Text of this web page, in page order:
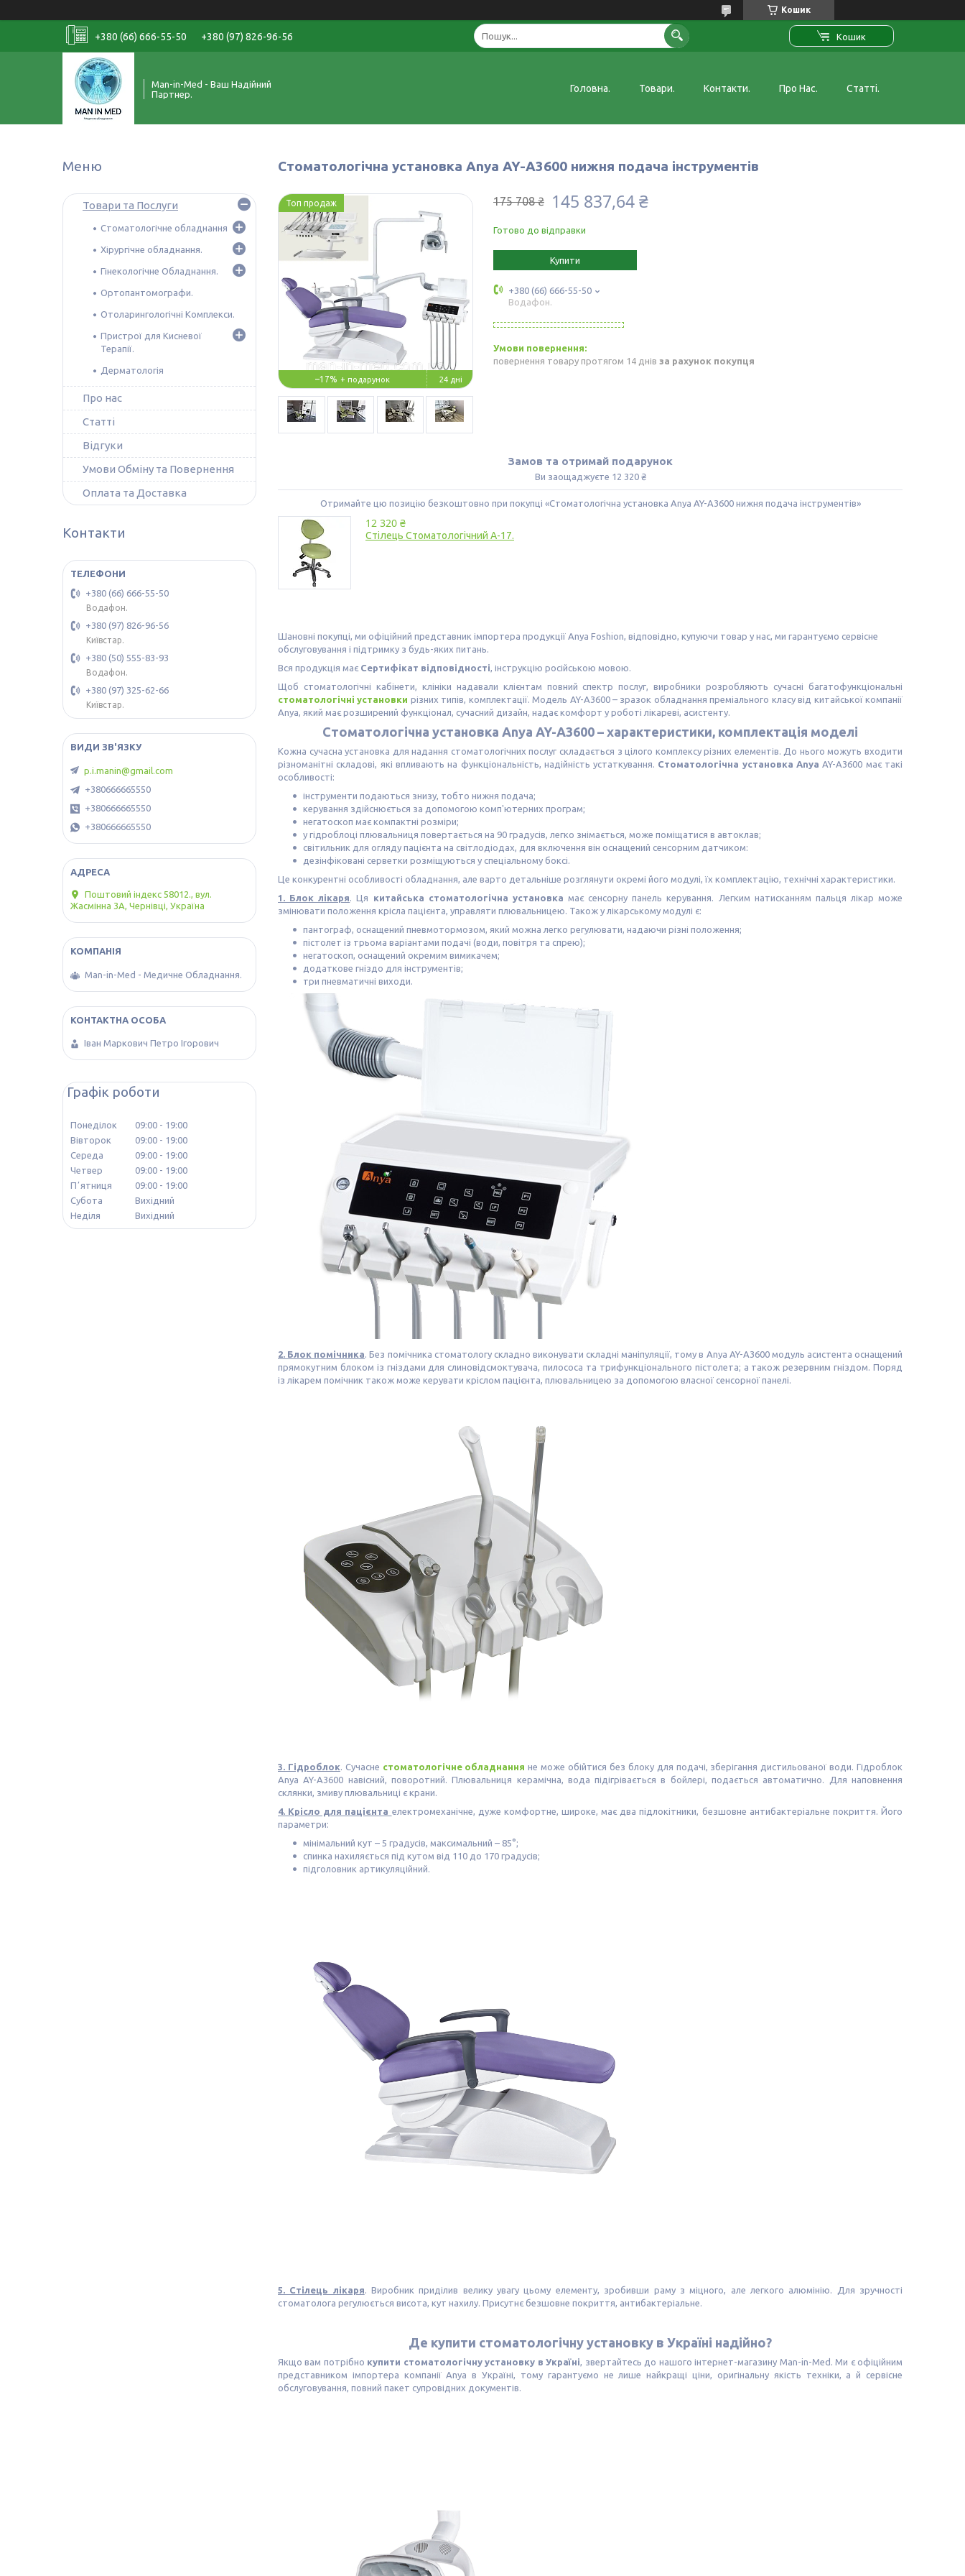
Кошик
+380 (66) 666-55-50 +380 (97) 826-96-56 Кошик
Man-in-Med - Ваш Надійний
Партнер.
Головна. Товари. Контакти. Про Нас. Статті.
Стоматологічна установка Anya AY-A3600 нижня подача інструментів
–17% 24 дні
Топ продаж 175 708 ₴ 145 837,64 ₴
Готово до відправки
Купити
+380 (66) 666-55-50
Водафон.
повернення товару протягом 14 днів за рахунок покупця
Замов та отримай подарунок
Ви заощаджуєте 12 320 ₴
Отримайте цю позицію безкоштовно при покупці «Стоматологічна установка Anya AY-A3600 нижня подача інструментів»
12 320 ₴
Стілець Стоматологічний A-17.
Шановні покупці, ми офіційний представник імпортера продукції Anya Foshion, відповідно, купуючи товар у нас, ми гарантуємо сервісне
обслуговування і підтримку з будь-яких питань.
Вся продукція має Сертифікат відповідності, інструкцію російською мовою.
Щоб стоматологічні кабінети, клініки надавали клієнтам повний спектр послуг, виробники розробляють сучасні багатофункціональні
стоматологічні установки різних типів, комплектації. Модель AY-A3600 – зразок обладнання преміального класу від китайської компанії
Anya, який має розширений функціонал, сучасний дизайн, надає комфорт у роботі лікареві, асистенту.
Стоматологічна установка Anya AY-A3600 – характеристики, комплектація моделі
Кожна сучасна установка для надання стоматологічних послуг складається з цілого комплексу різних елементів. До нього можуть входити
різноманітні складові, які впливають на функціональність, надійність устаткування. Стоматологічна установка Anya AY-A3600 має такі
особливості:
інструменти подаються знизу, тобто нижня подача;
керування здійснюється за допомогою комп'ютерних програм;
негатоскоп має компактні розміри;
у гідроблоці плювальниця повертається на 90 градусів, легко знімається, може поміщатися в автоклав;
світильник для огляду пацієнта на світлодіодах, для включення він оснащений сенсорним датчиком:
дезінфіковані серветки розміщуються у спеціальному боксі.
Це конкурентні особливості обладнання, але варто детальніше розглянути окремі його модулі, їх комплектацію, технічні характеристики.
1. Блок лікаря. Ця китайська стоматологічна установка має сенсорну панель керування. Легким натисканням пальця лікар може
змінювати положення крісла пацієнта, управляти плювальницею. Також у лікарському модулі є:
пантограф, оснащений пневмотормозом, який можна легко регулювати, надаючи різні положення;
пістолет із трьома варіантами подачі (води, повітря та спрею);
негатоскоп, оснащений окремим вимикачем;
додаткове гніздо для інструментів;
три пневматичні виходи.
2. Блок помічника. Без помічника стоматологу складно виконувати складні маніпуляції, тому в Anya AY-A3600 модуль асистента оснащений
прямокутним блоком із гніздами для слиновідсмоктувача, пилососа та трифункціонального пістолета; а також резервним гніздом. Поряд
із лікарем помічник також може керувати кріслом пацієнта, плювальницею за допомогою власної сенсорної панелі.
3. Гідроблок. Сучасне стоматологічне обладнання не може обійтися без блоку для подачі, зберігання дистильованої води. Гідроблок
Anya AY-A3600 навісний, поворотний. Плювальниця керамічна, вода підігрівається в бойлері, подається автоматично. Для наповнення
склянки, змиву плювальниці є крани.
4. Крісло для пацієнта електромеханічне, дуже комфортне, широке, має два підлокітники, безшовне антибактеріальне покриття. Його
параметри:
мінімальний кут – 5 градусів, максимальний – 85°;
спинка нахиляється під кутом від 110 до 170 градусів;
підголовник артикуляційний.
5. Стілець лікаря. Виробник приділив велику увагу цьому елементу, зробивши раму з міцного, але легкого алюмінію. Для зручності
стоматолога регулюється висота, кут нахилу. Присутнє безшовне покриття, антибактеріальне.
Де купити стоматологічну установку в Україні надійно?
Якщо вам потрібно купити стоматологічну установку в Україні, звертайтесь до нашого інтернет-магазину Man-in-Med. Ми є офіційним
представником імпортера компанії Anya в Україні, тому гарантуємо не лише найкращі ціни, оригінальну якість техніки, а й сервісне
обслуговування, повний пакет супровідних документів.
Товари та Послуги
Стоматологічне обладнання
Хірургічне обладнання.
Гінекологічне Обладнання.
Ортопантомографи.
Отоларингологічні Комплекси.
Пристрої для Кисневої
Терапії.
Дерматологія
Про нас
Статті
Відгуки
Умови Обміну та Повернення
Оплата та Доставка
Контакти
+380 (66) 666-55-50
Водафон.
+380 (97) 826-96-56
Київстар.
+380 (50) 555-83-93
Водафон.
+380 (97) 325-62-66
Київстар.
p.i.manin@gmail.com
+380666665550
+380666665550
+380666665550
Поштовий індекс 58012., вул.
Жасмінна 3А, Чернівці, Україна
Man-in-Med - Медичне Обладнання.
Іван Маркович Петро Ігорович
Графік роботи
Понеділок 09:00
19:00
Вівторок
09:00
19:00
Середа
09:00
19:00
Четвер
09:00
19:00
Пʼятниця
09:00
19:00
Субота
Вихідний
Неділя
Вихідний